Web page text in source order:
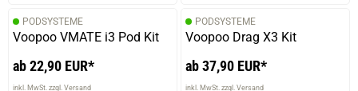
PODSYSTEME
Voopoo VMATE i3 Pod Kit
ab 22,90 EUR*
inkl. MwSt. zzgl. Versand
PODSYSTEME
Voopoo Drag X3 Kit
ab 37,90 EUR*
inkl. MwSt. zzgl. Versand